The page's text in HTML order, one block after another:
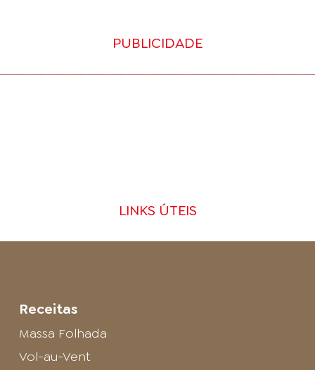
PUBLICIDADE
LINKS ÚTEIS
Receitas
Massa Folhada
Vol-au-Vent